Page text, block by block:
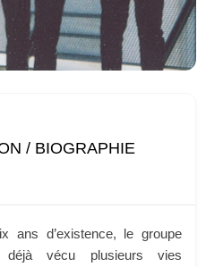
/ BIOGRAPHIE
ans d’existence, le groupe
vécu plusieurs vies